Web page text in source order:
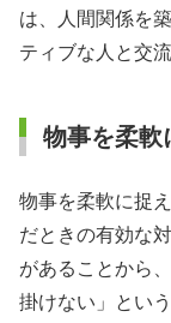
は、人間関係を
ティブな人と交
物事を柔軟
物事を柔軟に捉
だときの有効な
があることから
掛けない」とい